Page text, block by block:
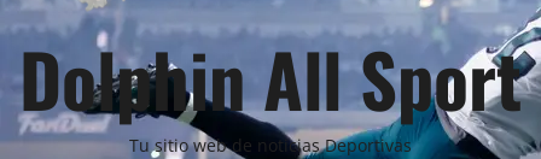
Dolphin All Sport
Tu sitio web de noticias Deportivas